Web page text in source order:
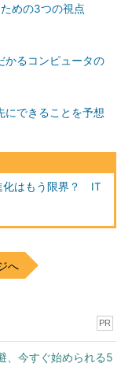
めの3つの視点
かるコンピュータの
にできることを予想
化はもう限界？ IT
へ
PR
、今すぐ始められる5